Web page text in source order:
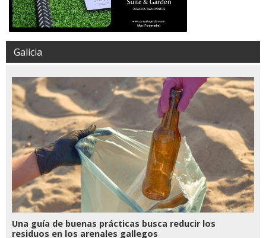
Galicia
Una guía de buenas prácticas busca reducir los
residuos en los arenales gallegos